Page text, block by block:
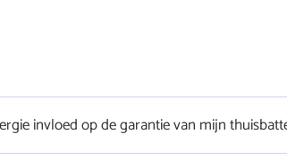
invloed op de garantie van mijn